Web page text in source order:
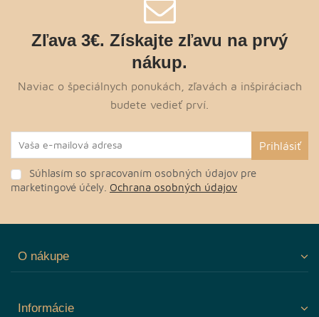
Zľava 3€. Získajte zľavu na prvý
nákup.
Naviac o špeciálnych ponukách, zľavách a inšpiráciach
budete vedieť prví.
Súhlasím so spracovaním osobných údajov pre
marketingové účely. Ochrana osobných údajov
O nákupe
Informácie